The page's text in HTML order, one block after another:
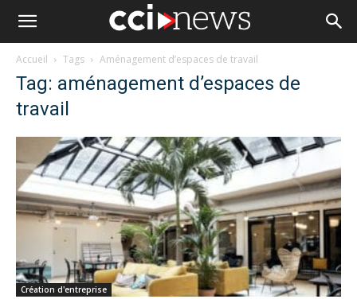
Accueil Tags Aménagement d’espaces de travail
Tag: aménagement d’espaces de
travail
Création d'entreprise